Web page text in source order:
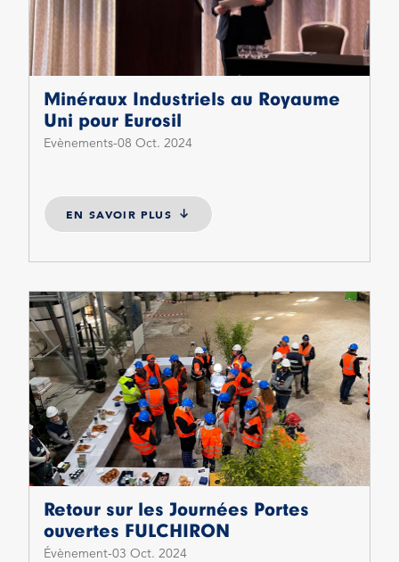
Minéraux Industriels au Royaume
Uni pour Eurosil
Evènements 08 Oct. 2024
EN SAVOIR PLUS
Retour sur les Journées Portes
ouvertes FULCHIRON
Évènement 03 Oct. 2024